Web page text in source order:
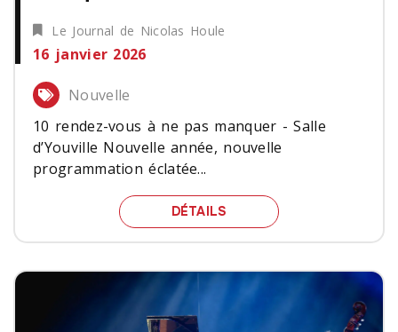
Le Journal de Nicolas Houle
16 janvier 2026
Nouvelle
10 rendez-vous à ne pas manquer - Salle
d’Youville Nouvelle année, nouvelle
programmation éclatée...
DÉTAILS 10 RENDEZ-VOUS À NE